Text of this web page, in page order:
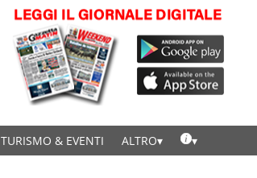
TURISMO & EVENTI ALTRO